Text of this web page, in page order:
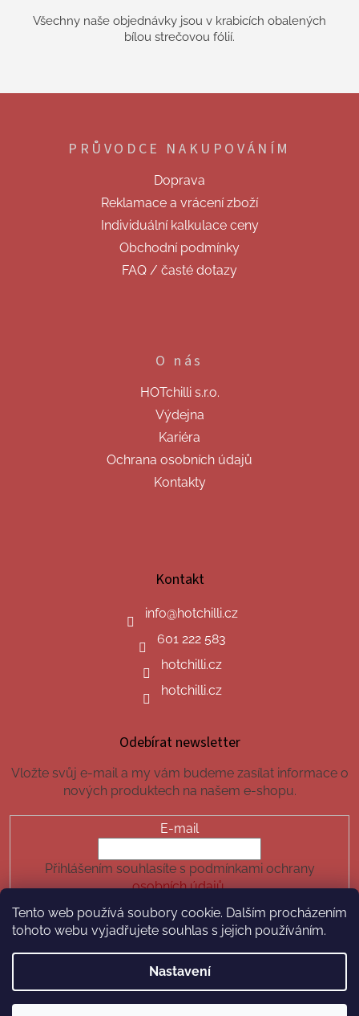
Tento web používá soubory cookie. Dalším procházením
tohoto webu vyjadřujete souhlas s jejich používáním.
Nastavení
Všechny naše objednávky jsou v krabicích obalených
bílou strečovou fólií.
PRŮVODCE NAKUPOVÁNÍM
Doprava
Reklamace a vrácení zboží
Individuální kalkulace ceny
Obchodní podmínky
FAQ / časté dotazy
O nás
HOTchilli s.r.o.
Výdejna
Kariéra
Ochrana osobních údajů
Kontakty
Kontakt
info@hotchilli.cz
601 222 583
hotchilli.cz
hotchilli.cz
Odebírat newsletter
Vložte svůj e-mail a my vám budeme zasílat informace o
nových produktech na našem e-shopu.
E-mail
Přihlášením souhlasíte s podmínkami ochrany
osobních údajů.
PŘIHLÁSIT SE